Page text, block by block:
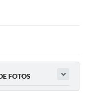
FOTOS